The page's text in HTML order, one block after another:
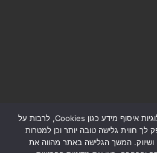
באתר זה נעשה שימוש בטכנולוגיות איסוף מידע כגון Cookies, לרבות על
לך חווית גלישה טובה יותר וכן למטרות
ושיווק. המשך הגלישה באתר מהווה את